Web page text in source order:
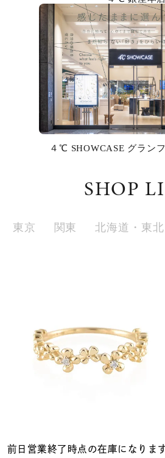
ファッションテイスト
着用シーン
在庫ありのみ
４℃ SHOWCASE グラン
SHOP
東京 関東 北海道・東北
前日営業終了時点の在庫になりま